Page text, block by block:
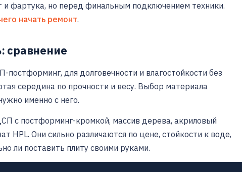
и фартука, но перед финальным подключением техники.
начать ремонт.
сравнение
для долговечности и влагостойкости без
середина по прочности и весу. Выбор материала
именно с него.
с постформинг-кромкой, массив дерева, акриловый
HPL. Они сильно различаются по цене, стойкости к воде,
ли поставить плиту своими руками.